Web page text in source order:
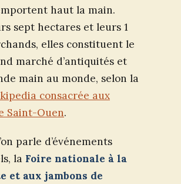
haut la main.
sept hectares et leurs 1
elles constituent le
marché d’antiquités et
main au monde, selon la
consacrée aux
Saint-Ouen.
parle d’événements
la Foire nationale à la
et aux jambons de